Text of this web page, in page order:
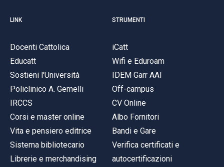
LINK
Docenti Cattolica
Educatt
Sostieni l'Università
Policlinico A. Gemelli
IRCCS
Corsi e master online
Vita e pensiero editrice
Sistema bibliotecario
Librerie e merchandising
STRUMENTI
iCatt
Wifi e Eduroam
IDEM Garr AAI
Off-campus
CV Online
Albo Fornitori
Bandi e Gare
Verifica certificati e
autocertificazioni